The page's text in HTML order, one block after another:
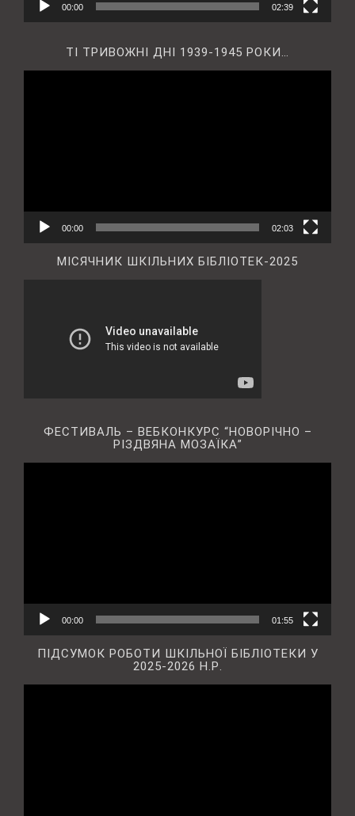
00:00 02:39
ТІ ТРИВОЖНІ ДНІ 1939-1945 РОКИ…
00:00 02:03
МІСЯЧНИК ШКІЛЬНИХ БІБЛІОТЕК-2025
ФЕСТИВАЛЬ – ВЕБКОНКУРС “НОВОРІЧНО –
РІЗДВЯНА МОЗАЇКА”
00:00 01:55
ПІДСУМОК РОБОТИ ШКІЛЬНОЇ БІБЛІОТЕКИ У
2025-2026 Н.Р.